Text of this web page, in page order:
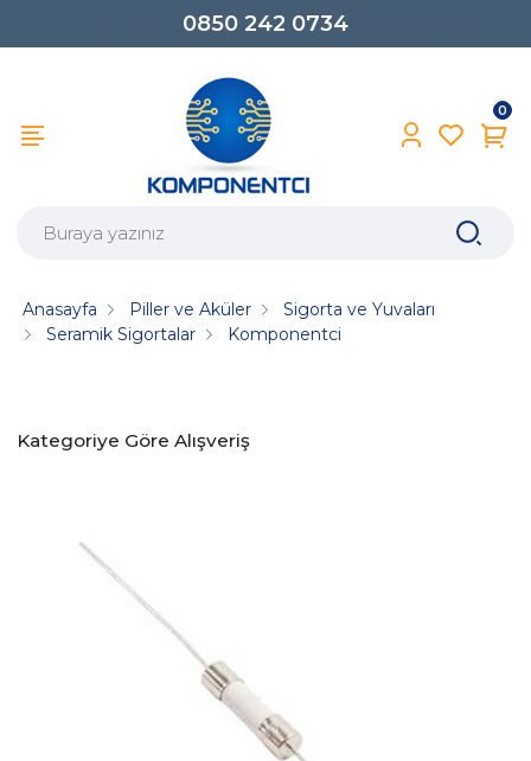
0850 242 0734
0
Anasayfa Piller ve Aküler
Sigorta ve Yuvaları
Seramik Sigortalar
Komponentci
Kategoriye Göre Alışveriş